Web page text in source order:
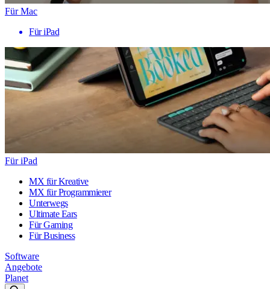
Für Mac
Für iPad
Für iPad
MX für Kreative
MX für Programmierer
Unterwegs
Ultimate Ears
Für Gaming
Für Business
Software
Angebote
Planet